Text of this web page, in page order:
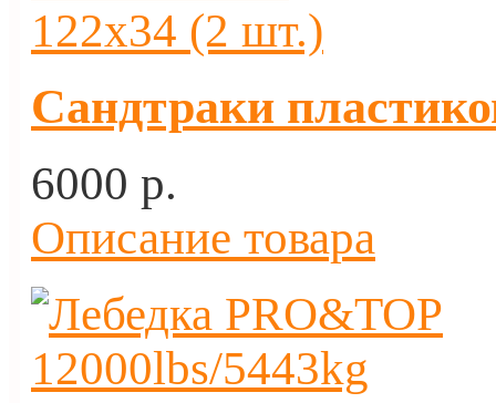
Сандтраки
6000 p.
Описание товара